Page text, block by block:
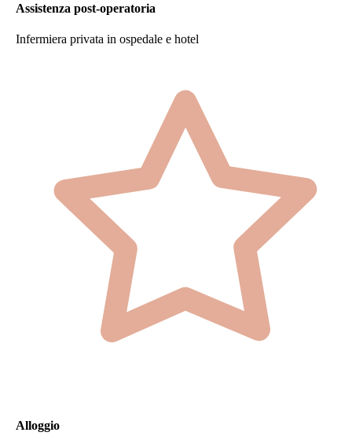
Assistenza post-operatoria
Infermiera privata in ospedale e hotel
Alloggio